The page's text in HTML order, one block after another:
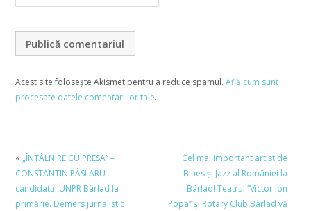
Acest site folosește Akismet pentru a reduce spamul. Află cum sunt
procesate datele comentariilor tale.
« „ÎNTÂLNIRE CU PRESA” –
CONSTANTIN PÂSLARU
candidatul UNPR Bârlad la
primărie. Demers jurnalistic
Cel mai important artist de
Blues și Jazz al României la
Bârlad! Teatrul “Victor Ion
Popa” și Rotary Club Bârlad vă